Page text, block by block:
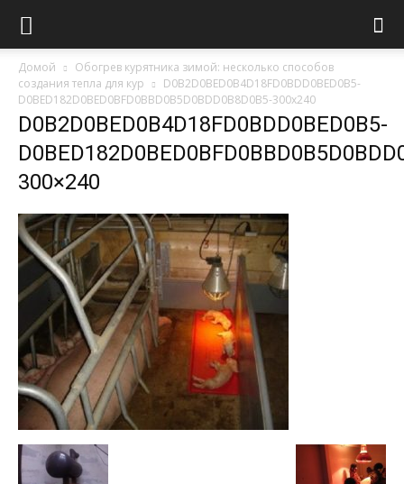
Домой
Обогрев курятника зимой: несколько способов
создания тепла для кур
D0B2D0BED0B4D18FD0BDD0BED0B5-
D0BED182D0BED0BFD0BBD0B5D0BDD0B8D0B5-300x240
D0B2D0BED0B4D18FD0BDD0BED0B5-
300×240